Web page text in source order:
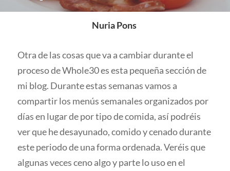
Nuria Pons
Otra de las cosas que va a cambiar durante el
proceso de Whole30 es esta pequeña sección de
mi blog. Durante estas semanas vamos a
compartir los menús semanales organizados por
días en lugar de por tipo de comida, así podréis
ver que he desayunado, comido y cenado durante
este periodo de una forma ordenada. Veréis que
algunas veces ceno algo y parte lo uso en el